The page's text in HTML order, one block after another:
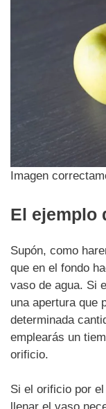
Imagen
El ejemplo
Supón, como
que en el fondo
vaso de agua. Si
una apertura que
determinada
emplearás un
orificio.
Si el orificio por